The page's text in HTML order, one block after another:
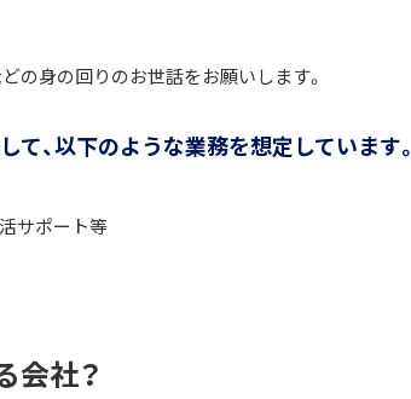
の身の回りのお世話をお願いします。
て、以下のような業務を想定しています。
サポート等
会社？